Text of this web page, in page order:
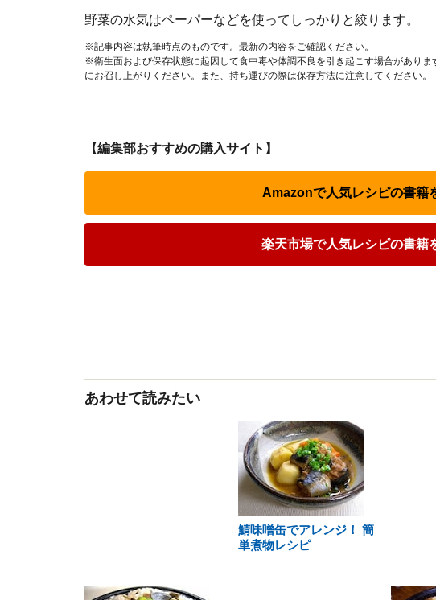
野菜の水気はペーパーなどを使ってしっかりと絞ります。
※記事内容は執筆時点のものです。最新の内容をご確認ください。
※衛生面および保存状態に起因して食中毒や体調不良を引き起こす場合があり
にお召し上がりください。また、持ち運びの際は保存方法に注意してください。
【編集部おすすめの購入サイト】
Amazonで人気レシピの書籍
楽天市場で人気レシピの書籍
あわせて読みたい
鯖味噌缶でアレンジ！ 簡
単煮物レシピ